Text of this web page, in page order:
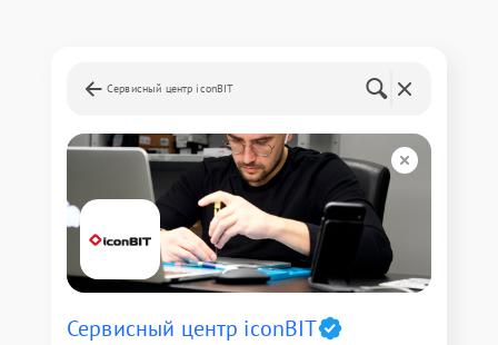
Сервисный центр iconBIT
Сервисный центр iconBIT